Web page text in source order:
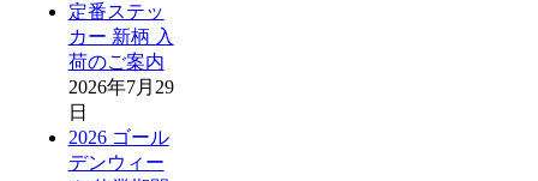
定番ステッ
カー 新柄 入
荷のご案内
2026年7月29
日
2026 ゴール
デンウィー